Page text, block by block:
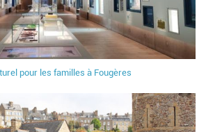
pour les familles à Fougères